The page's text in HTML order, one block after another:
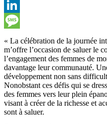
Viber
LinkedIn
Message
« La célébration de la journée
m’offre l’occasion de saluer le
l’engagement des femmes de
davantage leur communauté.
développement non sans
Nonobstant ces défis qui se
des femmes vers leur plein
visant à créer de la richesse et
sont à saluer.